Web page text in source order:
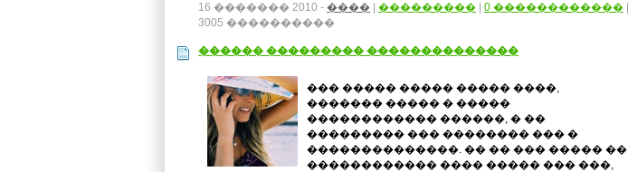
16 ������� 2010 - ���� ��������� 0 ������������
3005 ����������
������ ��������� ��������������
��� ����� ����� ����� ����,
������� ����� � �����
������������ ������, � ��
��������� ��� �������� ��� �
��������������. �� �� ��� ����� ��
������������ ���� ����� ��� ���,